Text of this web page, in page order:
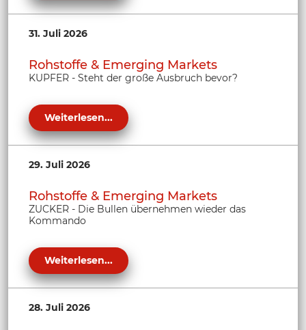
31. Juli 2026
Rohstoffe & Emerging Markets
KUPFER - Steht der große Ausbruch bevor?
Weiterlesen...
29. Juli 2026
Rohstoffe & Emerging Markets
ZUCKER - Die Bullen übernehmen wieder das
Kommando
Weiterlesen...
28. Juli 2026